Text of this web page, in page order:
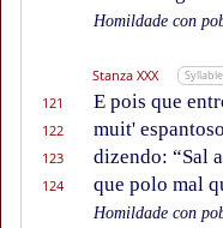
Homildade con
Stanza XXX
121 E pois que
122 muit'
123 dizendo: “Sal
124 que polo mal
Homildade con